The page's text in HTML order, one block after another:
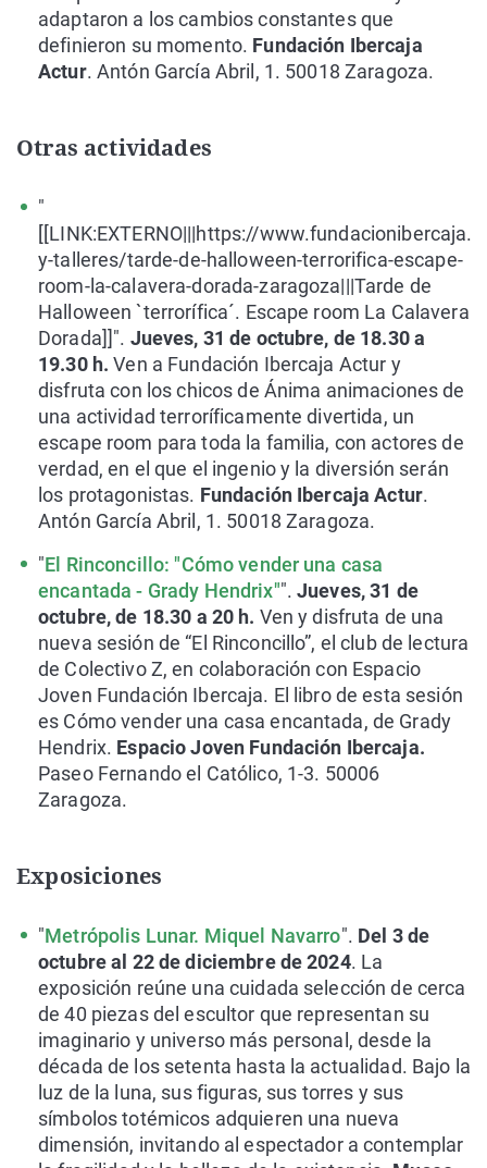
adaptaron a los cambios constantes que
definieron su momento. Fundación Ibercaja
Actur. Antón García Abril, 1. 50018 Zaragoza.
Otras actividades
"
[[LINK:EXTERNO|||https://
y-talleres/tarde-de-halloween-terrorifica-escape-
room-la-calavera-dorada-zaragoza|||Tarde de
Halloween `terrorífica´. Escape room La Calavera
Dorada]]". Jueves, 31 de octubre, de 18.30 a
19.30 h. Ven a Fundación Ibercaja Actur y
disfruta con los chicos de Ánima animaciones de
una actividad terroríficamente divertida, un
escape room para toda la familia, con actores de
verdad, en el que el ingenio y la diversión serán
los protagonistas. Fundación Ibercaja Actur.
Antón García Abril, 1. 50018 Zaragoza.
"El Rinconcillo: "Cómo vender una casa
encantada - Grady Hendrix"".Jueves, 31 de
octubre, de 18.30 a 20 h. Ven y disfruta de una
nueva sesión de “El Rinconcillo”, el club de lectura
de Colectivo Z, en colaboración con Espacio
Joven Fundación Ibercaja. El libro de esta sesión
es Cómo vender una casa encantada, de Grady
Hendrix. Espacio Joven Fundación Ibercaja.
Paseo Fernando el Católico, 1-3. 50006
Zaragoza.
Exposiciones
"Metrópolis Lunar. Miquel Navarro". Del 3 de
octubre al 22 de diciembre de 2024. La
exposición reúne una cuidada selección de cerca
de 40 piezas del escultor que representan su
imaginario y universo más personal, desde la
década de los setenta hasta la actualidad. Bajo la
luz de la luna, sus figuras, sus torres y sus
símbolos totémicos adquieren una nueva
dimensión, invitando al espectador a contemplar